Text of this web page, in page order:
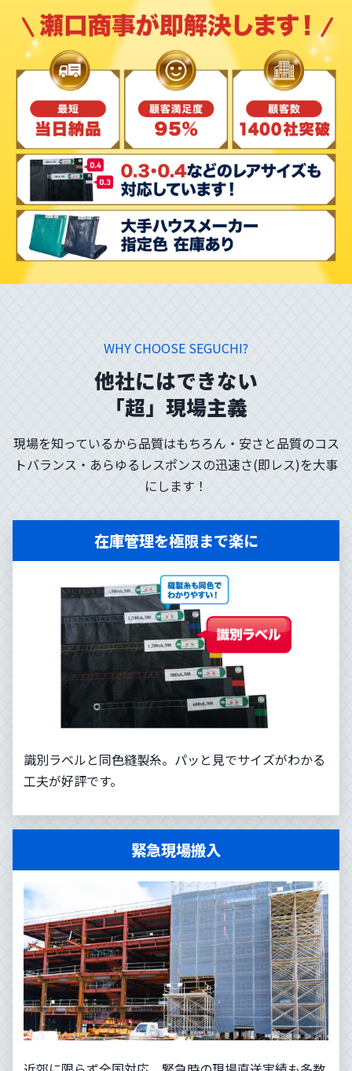
WHY CHOOSE SEGUCHI?
他社にはできない
「超」現場主義
現場を知っているから品質はもちろん・安さと品質のコス
トバランス・あらゆるレスポンスの迅速さ(即レス)を大事
にします！
在庫管理を極限まで楽に
識別ラベルと同色縫製糸。パッと見でサイズがわかる
工夫が好評です。
緊急現場搬入